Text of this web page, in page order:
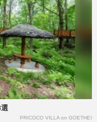
岸田行倫の３番起用
カギ握る…
2026/6/14
高校生恐喝事件、示談
ャットGPT』増加する
る新…
2026/6/11
川球児監督が「ビデオ
PR(COCO VILLA on GOETHE)